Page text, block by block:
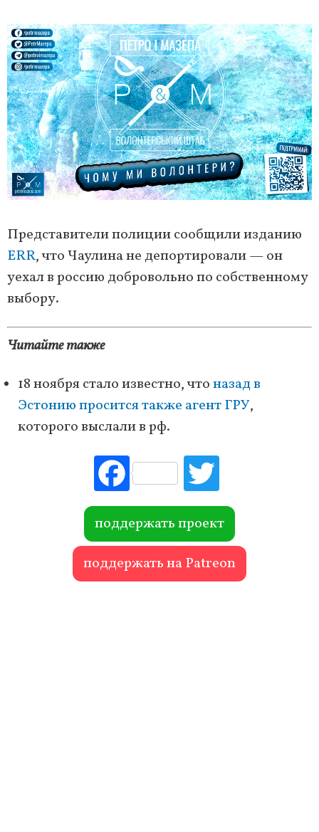
Представители полиции сообщили изданию
ERR, что Чаулина не депортировали — он
уехал в россию добровольно по собственному
выбору.
Читайте также
18 ноября стало известно, чтоназад в
Эстонию просится также агент ГРУ,
которого выслали в рф.
Fac
ebo
ok r
поддержать проект
поддержать на Patreon